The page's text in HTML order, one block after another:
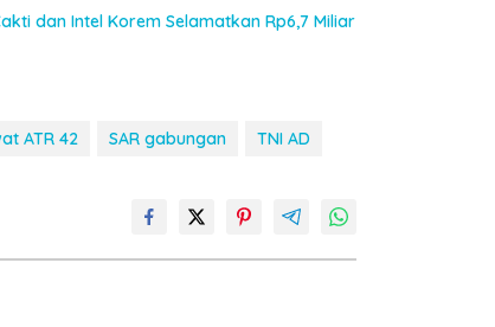
dan Intel Korem Selamatkan Rp6,7 Miliar
ATR 42 SAR gabungan TNI AD